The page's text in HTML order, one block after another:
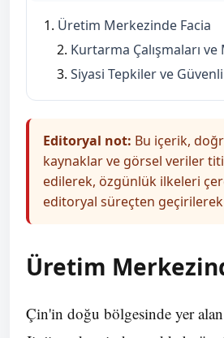
Üretim Merkezinde Facia
Kurtarma Çalışmaları
Siyasi Tepkiler ve
Editoryal not: Bu içerik,
kaynaklar ve görsel veriler
edilerek, özgünlük ilkeleri
editoryal süreçten geçirilerek
Üretim
Çin'in doğu bölgesinde yer